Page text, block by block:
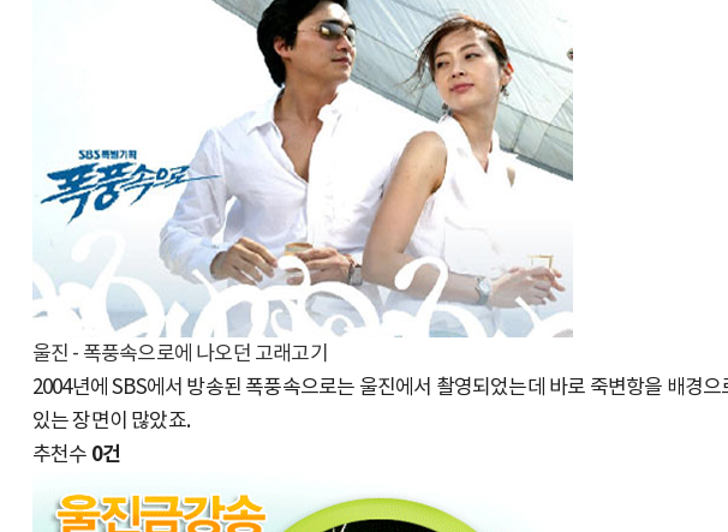
울진 - 폭풍속으로에 나오던 고래고기
2004년에 SBS에서 방송된 폭풍속으로는 울진에서 촬영되었는데 바로 죽변항을 배경
있는 장면이 많았죠.
추천수 0건